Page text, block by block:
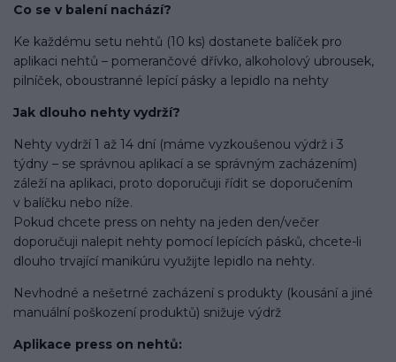
Co se v balení nachází?
Ke každému setu nehtů (10 ks) dostanete balíček pro
aplikaci nehtů – pomerančové dřívko, alkoholový ubrousek,
pilníček, oboustranné lepící pásky a lepidlo na nehty
Jak dlouho nehty vydrží?
Nehty vydrží 1 až 14 dní (máme vyzkoušenou výdrž i 3
týdny – se správnou aplikací a se správným zacházením)
záleží na aplikaci, proto doporučuji řídit se doporučením
v balíčku nebo níže.
Pokud chcete press on nehty na jeden den/večer
doporučuji nalepit nehty pomocí lepících pásků, chcete-li
dlouho trvající manikúru využijte lepidlo na nehty.
Nevhodné a nešetrné zacházení s produkty (kousání a jiné
manuální poškození produktů) snižuje výdrž
Aplikace press on nehtů: